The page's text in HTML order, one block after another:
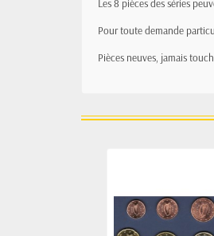
Les 8 pièces des séries
Pour toute demande
Pièces neuves, jamais